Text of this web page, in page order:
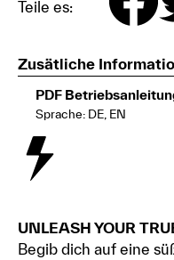
Teile es:
Zusätliche
PDF
Sprache: DE, EN
UNLEASH YOUR
Begib dich auf eine